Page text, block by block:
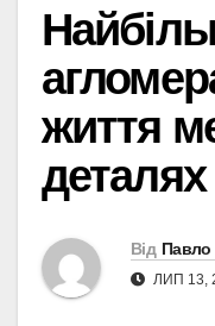
життя
деталях
Від Павло
ЛИП 13,